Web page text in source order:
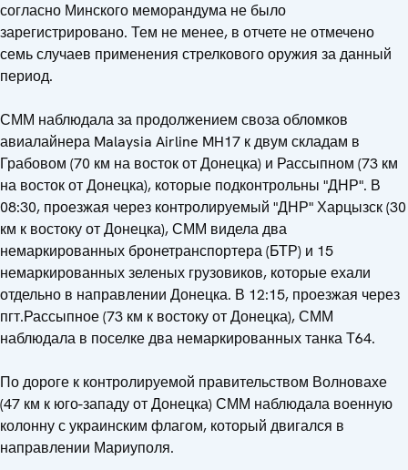
согласно Минского меморандума не было
зарегистрировано. Тем не менее, в отчете не отмечено
семь случаев применения стрелкового оружия за данный
период.
СММ наблюдала за продолжением своза обломков
авиалайнера Malaysia Airline MH17 к двум складам в
Грабовом (70 км на восток от Донецка) и Рассыпном (73 км
на восток от Донецка), которые подконтрольны "ДНР". В
08:30, проезжая через контролируемый "ДНР" Харцызск (30
км к востоку от Донецка), СММ видела два
немаркированных бронетранспортера (БТР) и 15
немаркированных зеленых грузовиков, которые ехали
отдельно в направлении Донецка. В 12:15, проезжая через
пгт.Рассыпное (73 км к востоку от Донецка), СММ
наблюдала в поселке два немаркированных танка Т64.
По дороге к контролируемой правительством Волновахе
(47 км к юго-западу от Донецка) СММ наблюдала военную
колонну с украинским флагом, который двигался в
направлении Мариуполя.